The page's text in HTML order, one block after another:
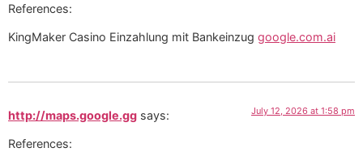
References:
KingMaker Casino Einzahlung mit Bankeinzug google.com.ai
http://maps.google.gg says: July 12, 2026 at 1:58 pm
References: